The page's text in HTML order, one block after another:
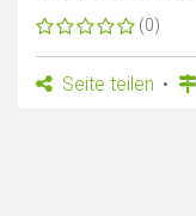
(0)
Seite teilen